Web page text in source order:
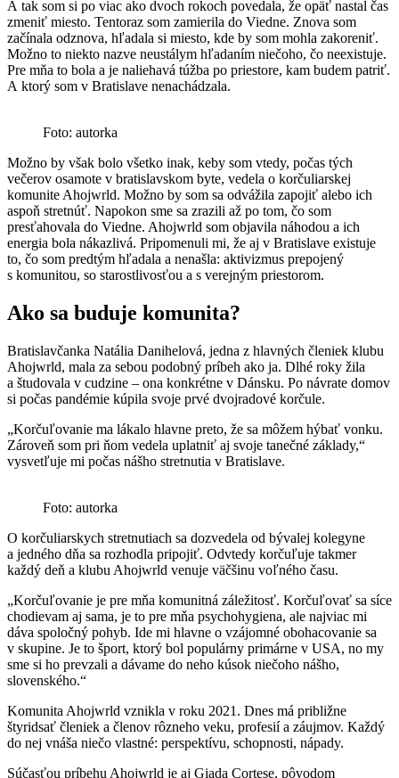
A tak som si po viac ako dvoch rokoch povedala, že opäť nastal čas
zmeniť miesto. Tentoraz som zamierila do Viedne. Znova som
začínala odznova, hľadala si miesto, kde by som mohla zakoreniť.
Možno to niekto nazve neustálym hľadaním niečoho, čo neexistuje.
Pre mňa to bola a je naliehavá túžba po priestore, kam budem patriť.
A ktorý som v Bratislave nenachádzala.
Foto: autorka
Možno by však bolo všetko inak, keby som vtedy, počas tých
večerov osamote v bratislavskom byte, vedela o korčuliarskej
komunite Ahojwrld. Možno by som sa odvážila zapojiť alebo ich
aspoň stretnúť. Napokon sme sa zrazili až po tom, čo som
presťahovala do Viedne. Ahojwrld som objavila náhodou a ich
energia bola nákazlivá. Pripomenuli mi, že aj v Bratislave existuje
to, čo som predtým hľadala a nenašla: aktivizmus prepojený
s komunitou, so starostlivosťou a s verejným priestorom.
Ako sa buduje komunita?
Bratislavčanka Natália Danihelová, jedna z hlavných členiek klubu
Ahojwrld, mala za sebou podobný príbeh ako ja. Dlhé roky žila
a študovala v cudzine – ona konkrétne v Dánsku. Po návrate domov
si počas pandémie kúpila svoje prvé dvojradové korčule.
„Korčuľovanie ma lákalo hlavne preto, že sa môžem hýbať vonku.
Zároveň som pri ňom vedela uplatniť aj svoje tanečné základy,“
vysvetľuje mi počas nášho stretnutia v Bratislave.
Foto: autorka
O korčuliarskych stretnutiach sa dozvedela od bývalej kolegyne
a jedného dňa sa rozhodla pripojiť. Odvtedy korčuľuje takmer
každý deň a klubu Ahojwrld venuje väčšinu voľného času.
„Korčuľovanie je pre mňa komunitná záležitosť. Korčuľovať sa síce
chodievam aj sama, je to pre mňa psychohygiena, ale najviac mi
dáva spoločný pohyb. Ide mi hlavne o vzájomné obohacovanie sa
v skupine. Je to šport, ktorý bol populárny primárne v USA, no my
sme si ho prevzali a dávame do neho kúsok niečoho nášho,
slovenského.“
Komunita Ahojwrld vznikla v roku 2021. Dnes má približne
štyridsať členiek a členov rôzneho veku, profesií a záujmov. Každý
do nej vnáša niečo vlastné: perspektívu, schopnosti, nápady.
Súčasťou príbehu Ahojwrld je aj Giada Cortese, pôvodom